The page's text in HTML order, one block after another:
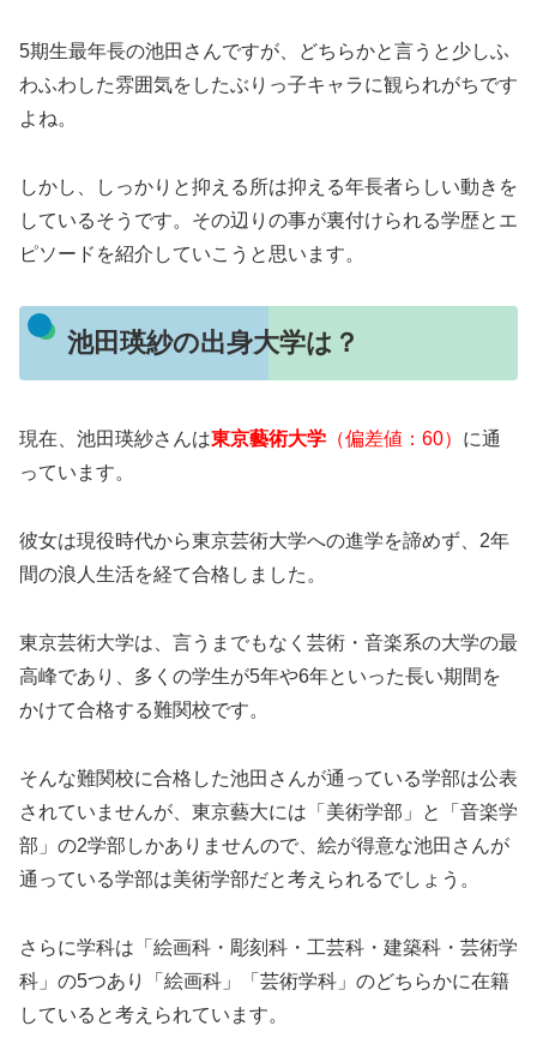
5期生最年長の池田さんですが、どちらかと言うと少しふ
わふわした雰囲気をしたぶりっ子キャラに観られがちです
よね。
しかし、しっかりと抑える所は抑える年長者らしい動きを
しているそうです。その辺りの事が裏付けられる学歴とエ
ピソードを紹介していこうと思います。
池田瑛紗の出身大学は？
現在、池田瑛紗さんは東京藝術大学 （偏差値：60） に通
っています。
彼女は現役時代から東京芸術大学への進学を諦めず、2年
間の浪人生活を経て合格しました。
東京芸術大学は、言うまでもなく芸術・音楽系の大学の最
高峰であり、多くの学生が5年や6年といった長い期間を
かけて合格する難関校です。
そんな難関校に合格した池田さんが通っている学部は公表
されていませんが、東京藝大には「美術学部」と「音楽学
部」の2学部しかありませんので、絵が得意な池田さんが
通っている学部は美術学部だと考えられるでしょう。
さらに学科は「絵画科・彫刻科・工芸科・建築科・芸術学
科」の5つあり「絵画科」「芸術学科」のどちらかに在籍
していると考えられています。